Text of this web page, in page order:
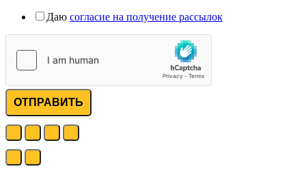
Даю согласие на получение рассылок
ОТПРАВИТЬ